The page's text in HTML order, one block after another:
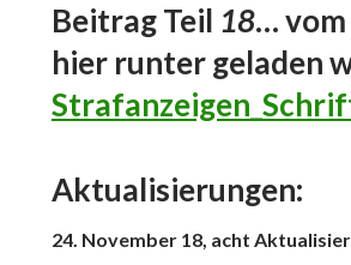
Beitrag Teil 18… vom
hier runter geladen
Aktualisierungen:
24. November 18, acht